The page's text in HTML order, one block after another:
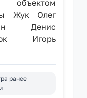
Жук Олег
Денис
Игорь
ранее